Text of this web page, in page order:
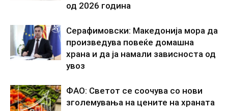
од 2026 година
Серафимовски: Македонија мора да
произведува повеќе домашна
храна и да ја намали зависноста од
увоз
ФАО: Светот се соочува со нови
зголемувања на цените на храната